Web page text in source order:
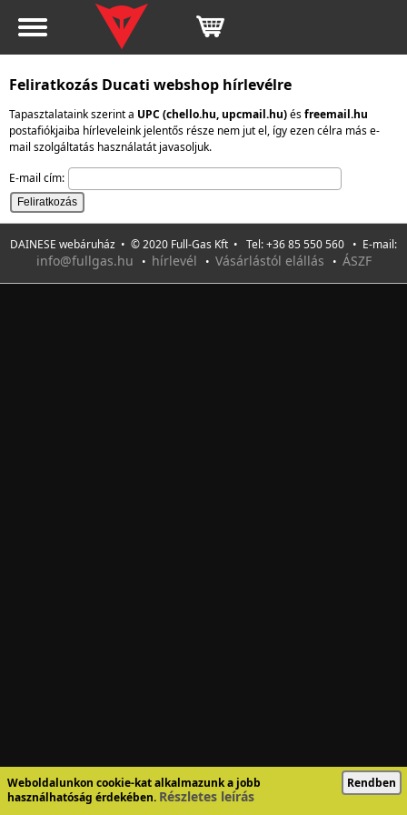
Weboldalunkon cookie-kat alkalmazunk a jobb
használhatóság érdekében. Részletes leírás
Rendben
Feliratkozás Ducati webshop hírlevélre
Tapasztalataink szerint a UPC (chello.hu, upcmail.hu)ésfreemail.hu
postafiókjaiba hírleveleink jelentős része nem jut el, így ezen célra más e-
mail szolgáltatás használatát javasoljuk.
E-mail cím:
DAINESE webáruház • © 2020 Full-Gas Kft • Tel: +36 85 550 560 • E-mail:
info@fullgas.hu • hírlevél • Vásárlástól elállás • ÁSZF